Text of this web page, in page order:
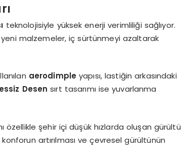
teknolojisiyle yüksek enerji verimliliği sağlıyor.
yeni malzemeler, iç sürtünmeyi azaltarak
aerodimple yapısı, lastiğin arkasındaki
Desen sırt tasarımı ise yuvarlanma
özellikle şehir içi düşük hızlarda oluşan gürültü
artırılması ve çevresel gürültünün